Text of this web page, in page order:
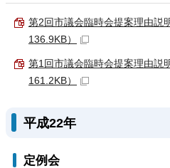
第2回市議会臨時会提案理由説
136.9KB）
第1回市議会臨時会提案理由説
161.2KB）
平成22年
定例会